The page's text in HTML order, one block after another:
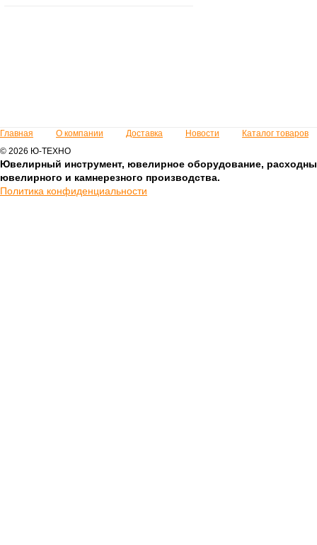
Главная О компании Доставка Новости
Каталог товаров
© 2026 Ю-ТЕХНО
Ювелирный инструмент, ювелирное оборудование,
ювелирного и камнерезного производства.
Политика конфиденциальности